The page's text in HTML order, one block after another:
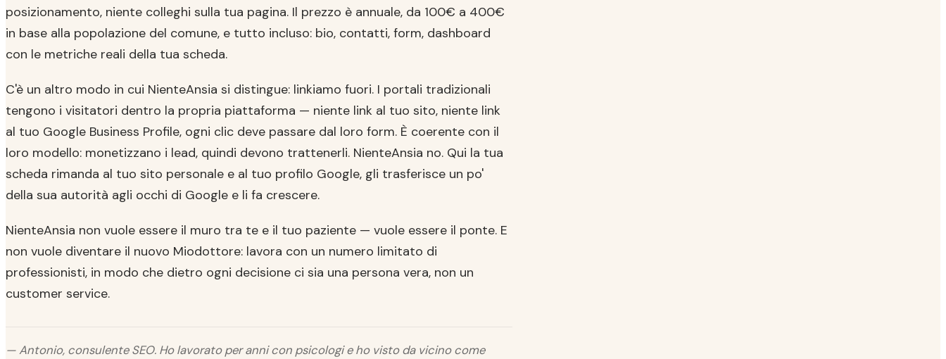
posizionamento, niente colleghi sulla tua pagina. Il prezzo è annuale, da 100€ a 400€
in base alla popolazione del comune, e tutto incluso: bio, contatti, form, dashboard
con le metriche reali della tua scheda.
C'è un altro modo in cui NienteAnsia si distingue: linkiamo fuori. I portali tradizionali
tengono i visitatori dentro la propria piattaforma — niente link al tuo sito, niente link
al tuo Google Business Profile, ogni clic deve passare dal loro form. È coerente con il
loro modello: monetizzano i lead, quindi devono trattenerli. NienteAnsia no. Qui la tua
scheda rimanda al tuo sito personale e al tuo profilo Google, gli trasferisce un po'
della sua autorità agli occhi di Google e li fa crescere.
NienteAnsia non vuole essere il muro tra te e il tuo paziente — vuole essere il ponte. E
non vuole diventare il nuovo Miodottore: lavora con un numero limitato di
professionisti, in modo che dietro ogni decisione ci sia una persona vera, non un
customer service.
— Antonio, consulente SEO. Ho lavorato per anni con psicologi e ho visto da vicino come